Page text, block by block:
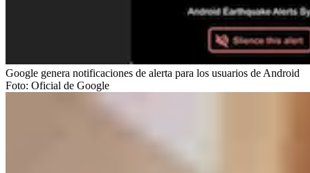
Google genera notificaciones de alerta para los usuarios de Android
Foto: Oficial de Google